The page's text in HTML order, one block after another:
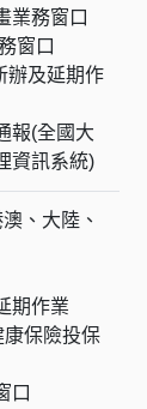
業務窗口
窗口
辦及延期作
報(全國大
資訊系統)
、大陸、
期作業
保險投保
口